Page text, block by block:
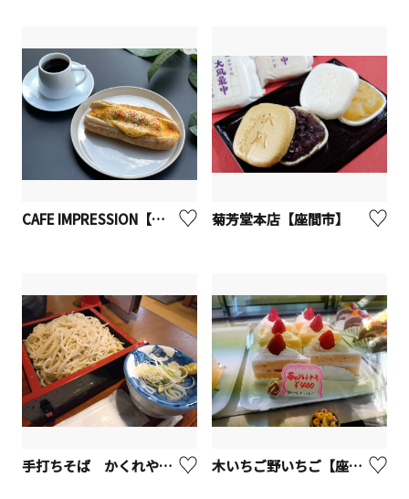
CAFE IMPRESSION【座間市】 菊芳堂本店【座間市】
手打ちそば かくれや やぶ久【座間市】 木いちご野いちご【座間市】